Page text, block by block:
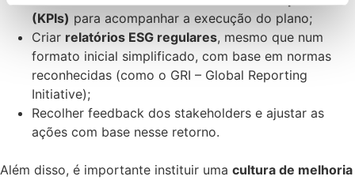
Política de Cookies Política de Privacidade ·
de Privacidade Google
(KPIs) para acompanhar a execução do plano;
Criar relatórios ESG regulares, mesmo que num
formato inicial simplificado, com base em normas
reconhecidas (como o GRI – Global Reporting
Initiative);
Recolher feedback dos stakeholders e ajustar as
ações com base nesse retorno.
Além disso, é importante instituir uma cultura de melhoria